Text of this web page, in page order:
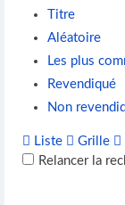
Titre
Aléatoire
Les plus
Revendiqué
Non
Liste Grille
Relancer la